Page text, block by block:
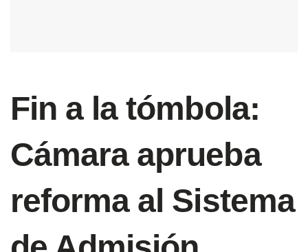
Fin a la tómbola:
Cámara aprueba
reforma al Sistema